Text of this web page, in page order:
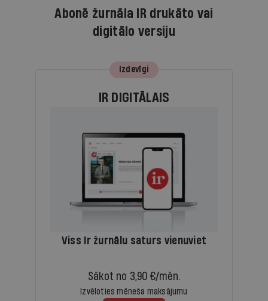
Abonē žurnāla IR drukāto vai
digitālo versiju
Izdevīgi
IR DIGITĀLAIS
Viss Ir žurnālu saturs vienuviet
Sākot no 3,90 €/mēn.
Izvēloties mēneša maksājumu